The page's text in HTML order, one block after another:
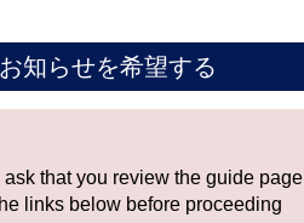
知らせを希望する
that you review the guide page
links below before proceeding